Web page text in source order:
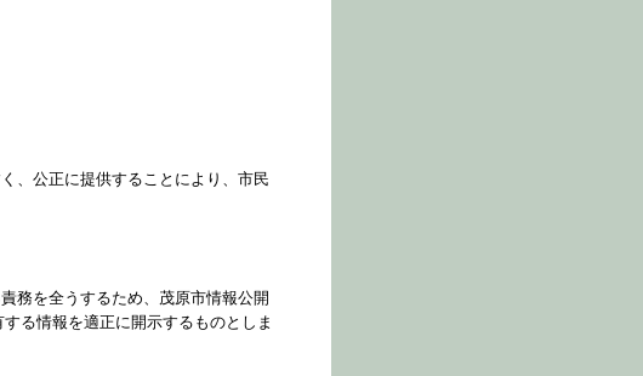
、公正に提供することにより、市民
務を全うするため、茂原市情報公開
る情報を適正に開示するものとしま